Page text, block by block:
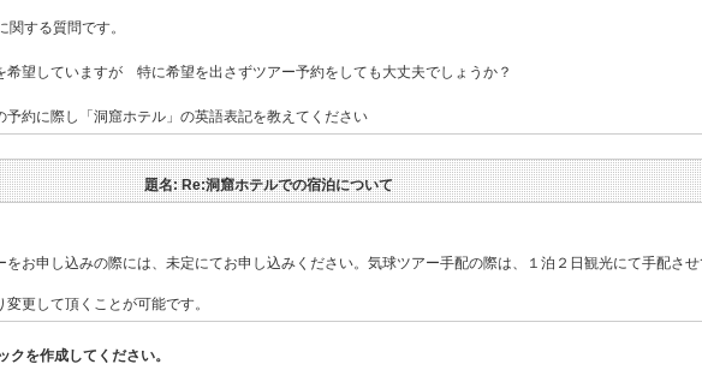
する質問です。
望していますが 特に希望を出さずツアー予約をしても大丈夫でしょうか？
約に際し「洞窟ホテル」の英語表記を教えてください
題名: Re:洞窟ホテルでの宿泊について
お申し込みの際には、未定にてお申し込みください。気球ツアー手配の際は、１泊２日観光にて手配さ
更して頂くことが可能です。
を作成してください。